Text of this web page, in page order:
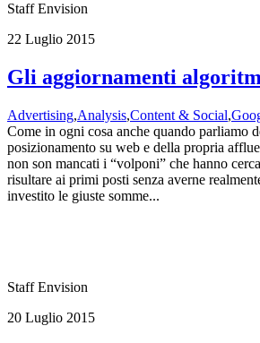
Staff Envision
22 Luglio 2015
Gli aggiornamenti
Advertising,Analysis,Content & Social,
Come in ogni cosa anche quando parliamo
posizionamento su web e della propria
non son mancati i “volponi” che hanno
risultare ai primi posti senza averne
investito le giuste somme...
Staff Envision
20 Luglio 2015